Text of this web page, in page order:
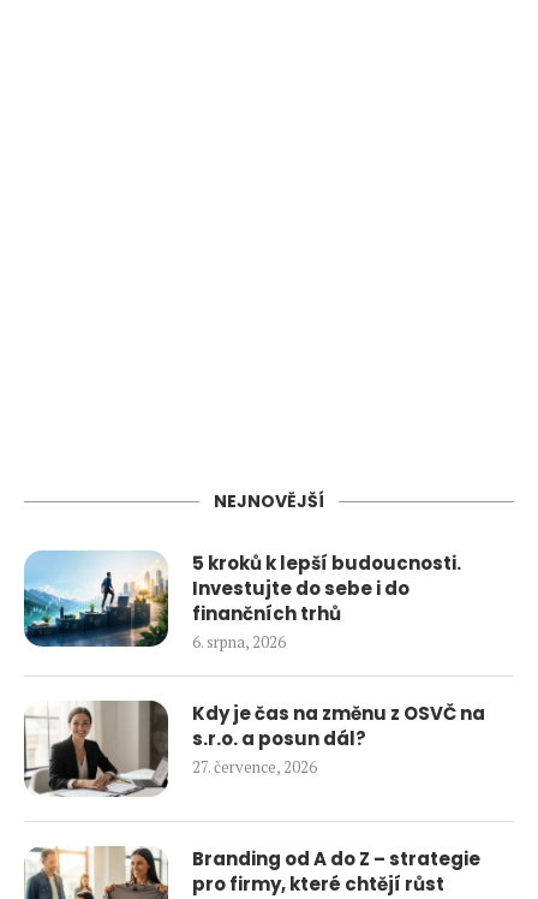
NEJNOVĚJŠÍ
5 kroků k lepší budoucnosti.
Investujte do sebe i do
finančních trhů
6. srpna, 2026
Kdy je čas na změnu z OSVČ na
s.r.o. a posun dál?
27. července, 2026
Branding od A do Z – strategie
pro firmy, které chtějí růst